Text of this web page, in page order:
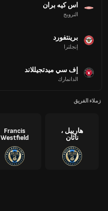
اس كيه بران
النرويج
برينتفورد
إنجلترا
إف سي ميدتجيللاند
الدانمارك
زملاء الفريق
هارييل ،
ناثان
Francis
Westfield